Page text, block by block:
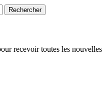
recevoir toutes les nouvelles